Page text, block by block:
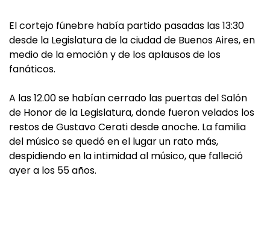
El cortejo fúnebre había partido pasadas las 13:30
desde la Legislatura de la ciudad de Buenos Aires, en
medio de la emoción y de los aplausos de los
fanáticos.
A las 12.00 se habían cerrado las puertas del Salón
de Honor de la Legislatura, donde fueron velados los
restos de Gustavo Cerati desde anoche. La familia
del músico se quedó en el lugar un rato más,
despidiendo en la intimidad al músico, que falleció
ayer a los 55 años.